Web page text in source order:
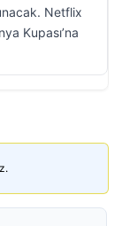
Netflix
Kupası’na